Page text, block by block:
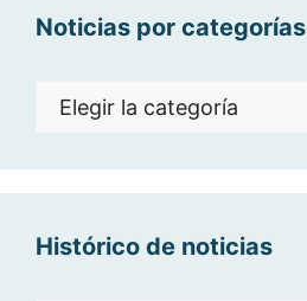
Noticias por categorías
Noticias
Histórico de noticias